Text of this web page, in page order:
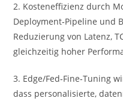
2. Kosteneffizienz durch
Deployment‑Pipeline und
Reduzierung von Latenz,
gleichzeitig hoher
3. Edge/Fed‑Fine‑Tuning
dass personalisierte,